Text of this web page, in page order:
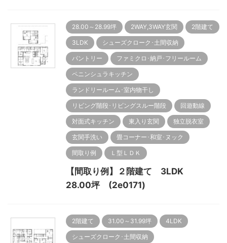
28.00～28.99坪 2WAY,3WAY玄関 2階建て
3LDK シューズクローク･土間収納
パントリー ファミクロ･納戸･フリールーム
ペニンシュラキッチン
ランドリールーム･室内物干し
リビング階段･リビングスルー階段 回遊動線
対面式キッチン 東入り玄関 独立脱衣室
玄関手洗い 畳コーナー･和室･ヌック
間取り例 Ｌ型ＬＤＫ
【間取り例】２階建て 3LDK
28.00坪 (2e0171)
2階建て 31.00～31.99坪 4LDK
シューズクローク･土間収納